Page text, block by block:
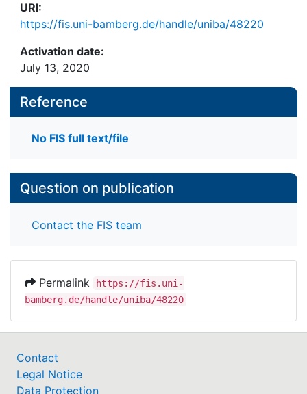
URI:
https://fis.uni-bamberg.de/handle/uniba/48220
Activation date:
July 13, 2020
Reference
No FIS full text/file
Question on publication
Contact the FIS team
Permalink
https://fis.uni-
bamberg.de/handle/uniba/48220
Contact
Legal Notice
Data Protection